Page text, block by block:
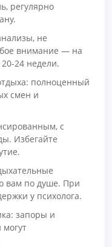
регулярно
не
внимание — на
24 недели.
полноценный
смен и
с
Избегайте
вам по душе. При
у психолога.
запоры и